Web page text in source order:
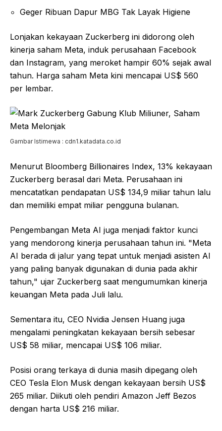
Geger Ribuan Dapur MBG Tak Layak Higiene
Lonjakan kekayaan Zuckerberg ini didorong oleh
kinerja saham Meta, induk perusahaan Facebook
dan Instagram, yang meroket hampir 60% sejak awal
tahun. Harga saham Meta kini mencapai US$ 560
per lembar.
Gambar Istimewa : cdn1.katadata.co.id
Menurut Bloomberg Billionaires Index, 13% kekayaan
Zuckerberg berasal dari Meta. Perusahaan ini
mencatatkan pendapatan US$ 134,9 miliar tahun lalu
dan memiliki empat miliar pengguna bulanan.
Pengembangan Meta AI juga menjadi faktor kunci
yang mendorong kinerja perusahaan tahun ini. "Meta
AI berada di jalur yang tepat untuk menjadi asisten AI
yang paling banyak digunakan di dunia pada akhir
tahun," ujar Zuckerberg saat mengumumkan kinerja
keuangan Meta pada Juli lalu.
Sementara itu, CEO Nvidia Jensen Huang juga
mengalami peningkatan kekayaan bersih sebesar
US$ 58 miliar, mencapai US$ 106 miliar.
Posisi orang terkaya di dunia masih dipegang oleh
CEO Tesla Elon Musk dengan kekayaan bersih US$
265 miliar. Diikuti oleh pendiri Amazon Jeff Bezos
dengan harta US$ 216 miliar.